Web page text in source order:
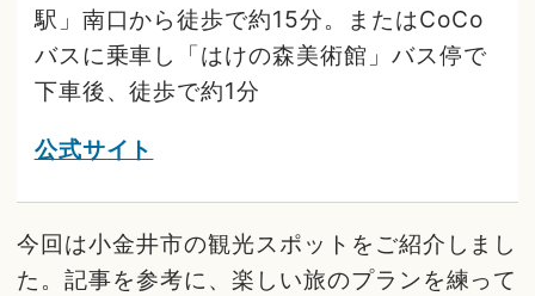
駅」南口から徒歩で約15分。またはCoCo
バスに乗車し「はけの森美術館」バス停で
下車後、徒歩で約1分
公式サイト
今回は小金井市の観光スポットをご紹介しまし
た。記事を参考に、楽しい旅のプランを練って